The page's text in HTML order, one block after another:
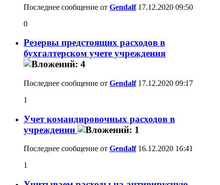
Последнее сообщение от Gendalf17.12.2020 09:50
0
Резервы предстоящих расходов в
бухгалтерском учете учреждения
Последнее сообщение от Gendalf17.12.2020 09:17
1
Учет командировочных расходов в
учреждении
Последнее сообщение от Gendalf16.12.2020 16:41
1